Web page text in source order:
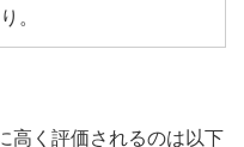
。
高く評価されるのは以下